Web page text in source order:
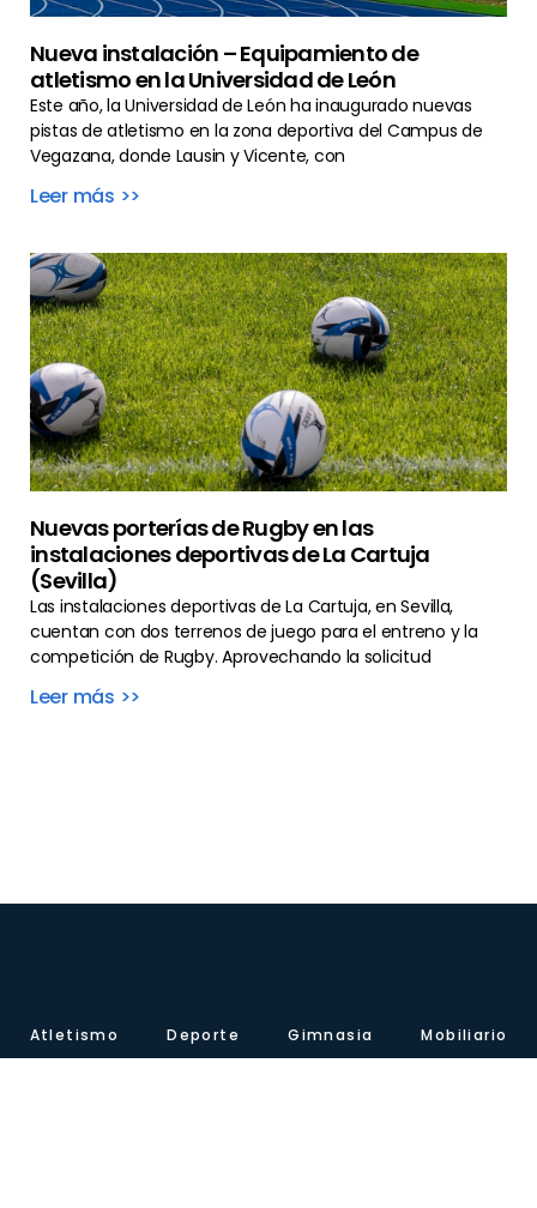
Nueva instalación – Equipamiento de
atletismo en la Universidad de León
Este año, la Universidad de León ha inaugurado nuevas
pistas de atletismo en la zona deportiva del Campus de
Vegazana, donde Lausin y Vicente, con
Leer más >>
Nuevas porterías de Rugby en las
instalaciones deportivas de La Cartuja
(Sevilla)
Las instalaciones deportivas de La Cartuja, en Sevilla,
cuentan con dos terrenos de juego para el entreno y la
competición de Rugby. Aprovechando la solicitud
Leer más >>
Atletismo Deporte Gimnasia Mobiliario